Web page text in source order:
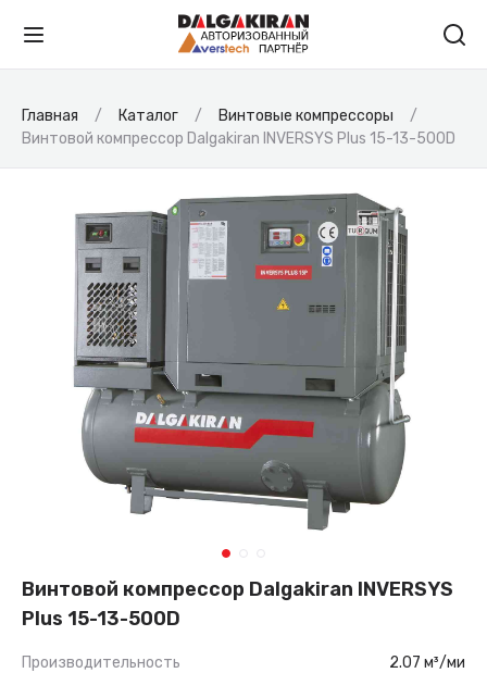
Главная Каталог
Винтовые компрессоры
Винтовой компрессор Dalgakiran INVERSYS Plus 15-13-500D
Винтовой компрессор Dalgakiran INVERSYS
Plus 15-13-500D
Производительность 2.07 м³/ми